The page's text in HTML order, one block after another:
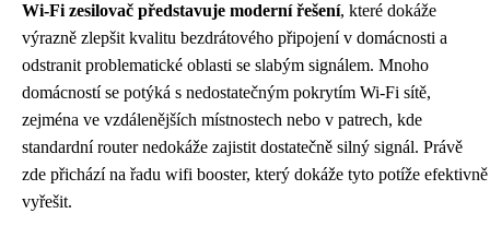
Wi-Fi zesilovač představuje moderní řešení, které dokáže
výrazně zlepšit kvalitu bezdrátového připojení v domácnosti a
odstranit problematické oblasti se slabým signálem. Mnoho
domácností se potýká s nedostatečným pokrytím Wi-Fi sítě,
zejména ve vzdálenějších místnostech nebo v patrech, kde
standardní router nedokáže zajistit dostatečně silný signál. Právě
zde přichází na řadu wifi booster, který dokáže tyto potíže efektivně
vyřešit.